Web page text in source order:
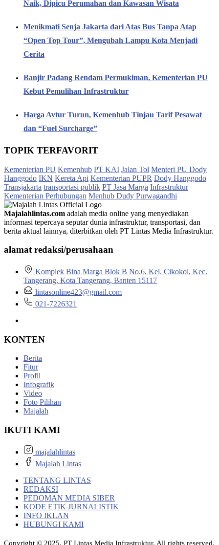
Naik, Dipicu Perumahan dan Kawasan Wisata
Menikmati Senja Jakarta dari Atas Bus Tanpa Atap
“Open Top Tour”, Mengubah Lampu Kota Menjadi
Cerita
Banjir Padang Rendam Permukiman, Kementerian PU
Kebut Pemulihan Infrastruktur
Harga Avtur Turun, Kemenhub Tinjau Tarif Pesawat
dan “Fuel Surcharge”
TOPIK TERFAVORIT
Kementerian PU Kemenhub PT KAI Jalan Tol Menteri PU Dody
Hanggodo IKN Kereta Api Kementerian PUPR Dody Hanggodo
Transjakarta transportasi publik PT Jasa Marga Infrastruktur
Kementerian Perhubungan Menhub Dudy Purwagandhi
Majalahlintas.com adalah media online yang menyediakan
informasi tepercaya seputar dunia infrastruktur, transportasi, dan
berita aktual lainnya, diterbitkan oleh PT Lintas Media Infrastruktur.
alamat redaksi/perusahaan
Komplek Bina Marga Blok B No.6, Kel. Cikokol, Kec.
Tangerang, Kota Tangerang, Banten 15117
lintasonline423@gmail.com
021-7226321
KONTEN
Berita
Fitur
Profil
Infografik
Video
Foto Pilihan
Majalah
IKUTI KAMI
majalahlintas
Majalah Lintas
TENTANG LINTAS
REDAKSI
PEDOMAN MEDIA SIBER
KODE ETIK JURNALISTIK
INFO IKLAN
HUBUNGI KAMI
Copyright © 2025, PT Lintas Media Infrastruktur. All rights reserved.